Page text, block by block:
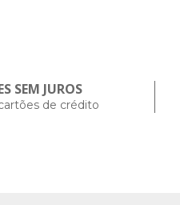
SEM JUROS
de crédito